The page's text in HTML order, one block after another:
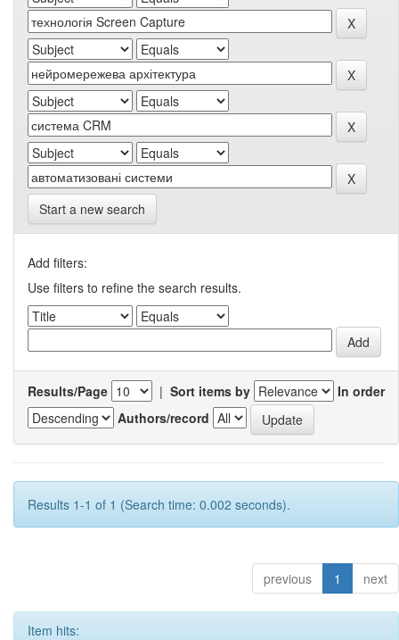
Start a new search
Add filters:
Use filters to refine the search results.
Results/Page | Sort items by
In order
Authors/record
Results 1-1 of 1 (Search time: 0.002 seconds).
previous 1 next
Item hits: